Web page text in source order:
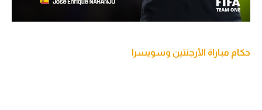
حكام مباراة الأرجنتين وسويسرا